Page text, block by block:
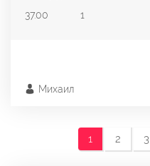
37.00
1
Михаил
1 2 3